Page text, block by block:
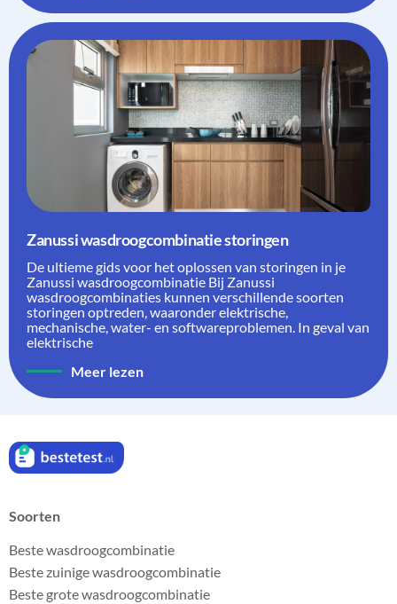
Zanussi wasdroogcombinatie storingen
De ultieme gids voor het oplossen van storingen in je
Zanussi wasdroogcombinatie Bij Zanussi
wasdroogcombinaties kunnen verschillende soorten
storingen optreden, waaronder elektrische,
mechanische, water- en softwareproblemen. In geval van
elektrische
Meer lezen
Soorten
Beste wasdroogcombinatie
Beste zuinige wasdroogcombinatie
Beste grote wasdroogcombinatie